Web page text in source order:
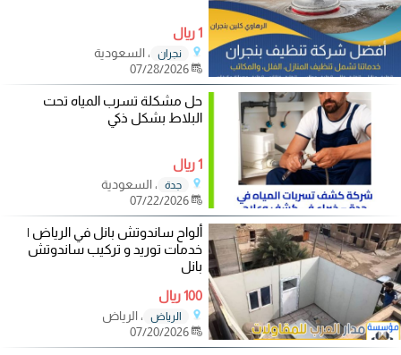
1 ريال
نجران
، السعودية
07/28/2026
حل مشكلة تسرب المياه تحت
البلاط بشكل ذكي
1 ريال
جدة
، السعودية
07/22/2026
ألواح ساندوتش بانل في الرياض |
خدمات توريد و تركيب ساندوتش
بانل
100 ريال
الرياض
، الرياض
07/20/2026